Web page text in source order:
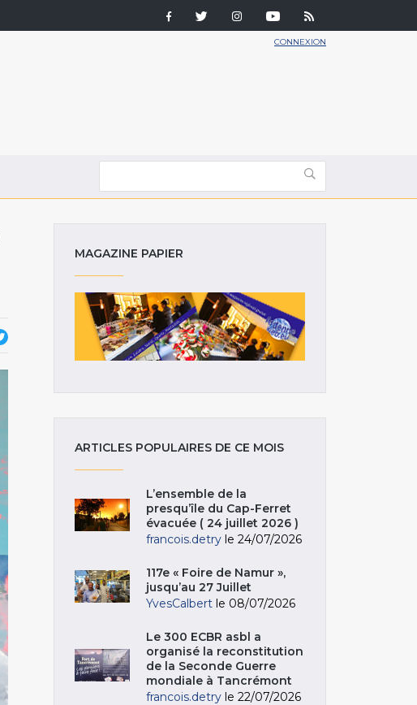
CONNEXION
MAGAZINE PAPIER
ARTICLES POPULAIRES DE CE MOIS
L’ensemble de la
presqu’île du Cap-Ferret
évacuée ( 24 juillet 2026 )
francois.detry le 24/07/2026
117e « Foire de Namur »,
jusqu’au 27 Juillet
YvesCalbert le 08/07/2026
Le 300 ECBR asbl a
organisé la reconstitution
de la Seconde Guerre
mondiale à Tancrémont
francois.detry le 22/07/2026